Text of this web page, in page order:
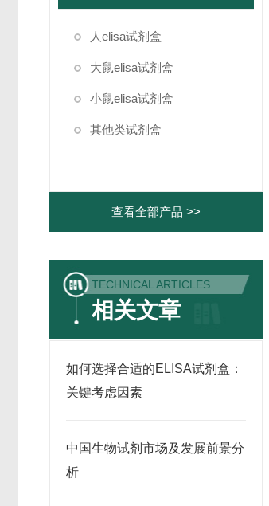
人elisa试剂盒
大鼠elisa试剂盒
小鼠elisa试剂盒
其他类试剂盒
查看全部产品 >>
TECHNICAL ARTICLES
相关文章
如何选择合适的ELISA试剂盒：
关键考虑因素
中国生物试剂市场及发展前景分
析